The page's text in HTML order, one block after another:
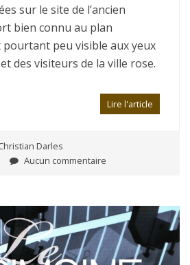
sur le site de l’ancien
bien connu au plan
pourtant peu visible aux yeux
des visiteurs de la ville rose.
Lire l'article
Darles
Aucun commentaire